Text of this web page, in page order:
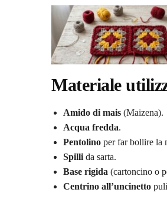
Materiale
Amido di mais (Maizena).
Acqua fredda.
Pentolino per far bollire la
Spilli da sarta.
Base rigida (cartoncino o
Centrino all’uncinetto